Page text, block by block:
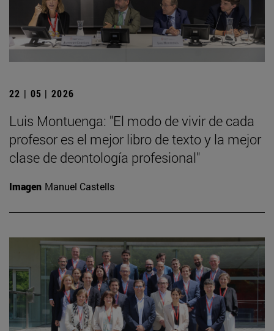
22 | 05 | 2026
Luis Montuenga: "El modo de vivir de cada
profesor es el mejor libro de texto y la mejor
clase de deontología profesional"
Imagen Manuel Castells